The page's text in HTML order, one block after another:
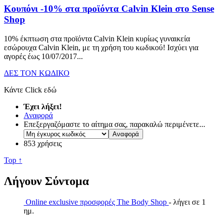
Κουπόνι -10% στα προϊόντα Calvin Klein στο Sense
Shop
10% έκπτωση στα προϊόντα Calvin Klein κυρίως γυναικεία
εσώρουχα Calvin Klein, με τη χρήση του κωδικού! Ισχύει για
αγορές έως 10/07/2017...
ΔΕΣ ΤΟΝ ΚΩΔΙΚΟ
Κάντε Click εδώ
Έχει λήξει!
Αναφορά
Επεξεργαζόμαστε το αίτημα σας, παρακαλώ περιμένετε...
853 χρήσεις
Top ↑
Λήγουν Σύντομα
Online exclusive προσφορές The Body Shop - λήγει σε 1
ημ.